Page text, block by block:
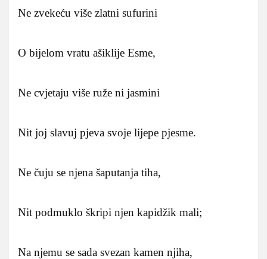
Ne zvekeću više zlatni sufurini
O bijelom vratu ašiklije Esme,
Ne cvjetaju više ruže ni jasmini
Nit joj slavuj pjeva svoje lijepe pjesme.
Ne čuju se njena šaputanja tiha,
Nit podmuklo škripi njen kapidžik mali;
Na njemu se sada svezan kamen njiha,